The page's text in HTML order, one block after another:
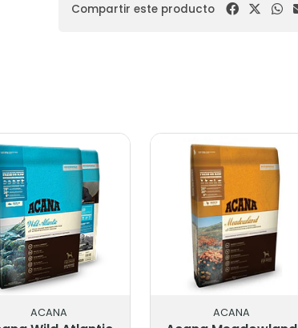
Compartir este producto
ACANA ACANA